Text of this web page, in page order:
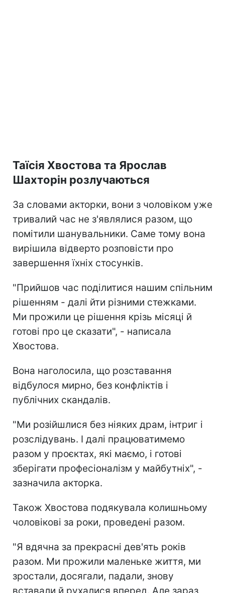
Таїсія Хвостова та Ярослав
Шахторін розлучаються
За словами акторки, вони з чоловіком уже
тривалий час не з'являлися разом, що
помітили шанувальники. Саме тому вона
вирішила відверто розповісти про
завершення їхніх стосунків.
"Прийшов час поділитися нашим спільним
рішенням - далі йти різними стежками.
Ми прожили це рішення крізь місяці й
готові про це сказати", - написала
Хвостова.
Вона наголосила, що розставання
відбулося мирно, без конфліктів і
публічних скандалів.
"Ми розійшлися без ніяких драм, інтриг і
розслідувань. І далі працюватимемо
разом у проєктах, які маємо, і готові
зберігати професіоналізм у майбутніх", -
зазначила акторка.
Також Хвостова подякувала колишньому
чоловікові за роки, проведені разом.
"Я вдячна за прекрасні дев'ять років
разом. Ми прожили маленьке життя, ми
зростали, досягали, падали, знову